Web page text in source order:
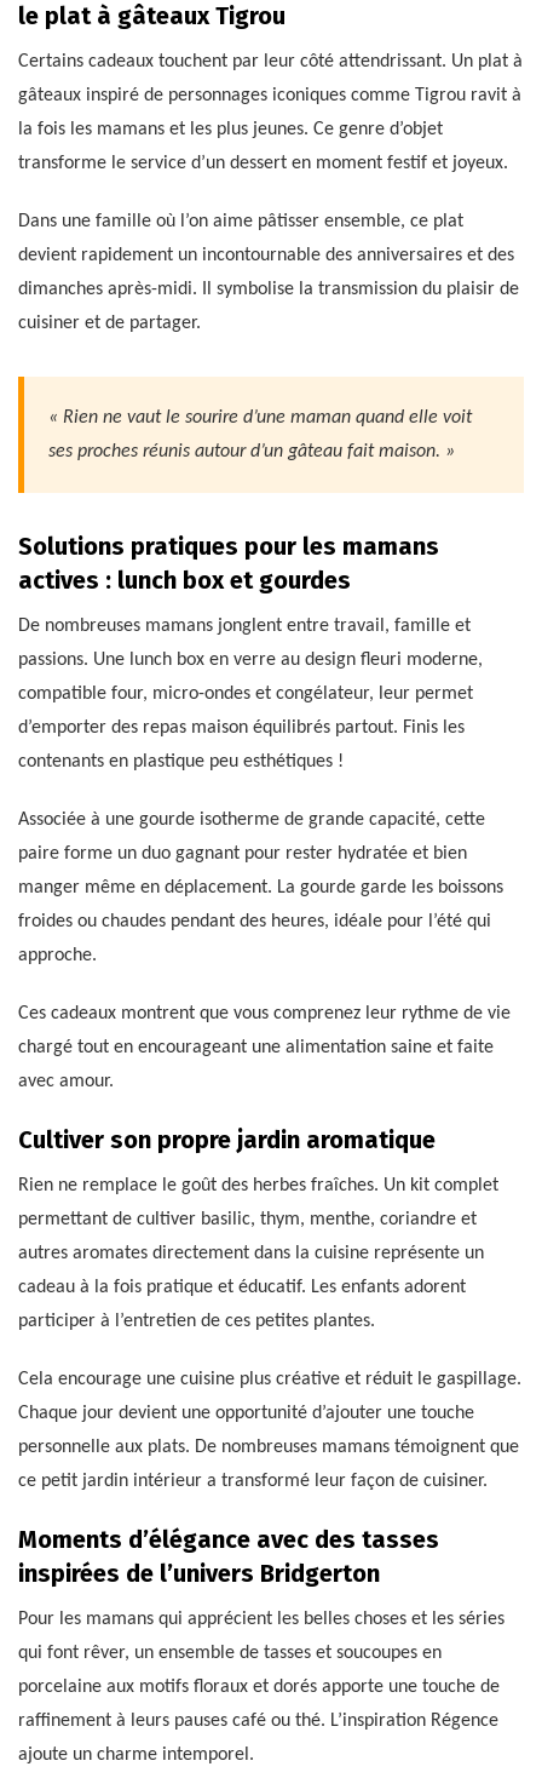
le plat à gâteaux Tigrou
Certains cadeaux touchent par leur côté attendrissant. Un plat à
gâteaux inspiré de personnages iconiques comme Tigrou ravit à
la fois les mamans et les plus jeunes. Ce genre d’objet
transforme le service d’un dessert en moment festif et joyeux.
Dans une famille où l’on aime pâtisser ensemble, ce plat
devient rapidement un incontournable des anniversaires et des
dimanches après-midi. Il symbolise la transmission du plaisir de
cuisiner et de partager.
« Rien ne vaut le sourire d’une maman quand elle voit
ses proches réunis autour d’un gâteau fait maison. »
Solutions pratiques pour les mamans
actives : lunch box et gourdes
De nombreuses mamans jonglent entre travail, famille et
passions. Une lunch box en verre au design fleuri moderne,
compatible four, micro-ondes et congélateur, leur permet
d’emporter des repas maison équilibrés partout. Finis les
contenants en plastique peu esthétiques !
Associée à une gourde isotherme de grande capacité, cette
paire forme un duo gagnant pour rester hydratée et bien
manger même en déplacement. La gourde garde les boissons
froides ou chaudes pendant des heures, idéale pour l’été qui
approche.
Ces cadeaux montrent que vous comprenez leur rythme de vie
chargé tout en encourageant une alimentation saine et faite
avec amour.
Cultiver son propre jardin aromatique
Rien ne remplace le goût des herbes fraîches. Un kit complet
permettant de cultiver basilic, thym, menthe, coriandre et
autres aromates directement dans la cuisine représente un
cadeau à la fois pratique et éducatif. Les enfants adorent
participer à l’entretien de ces petites plantes.
Cela encourage une cuisine plus créative et réduit le gaspillage.
Chaque jour devient une opportunité d’ajouter une touche
personnelle aux plats. De nombreuses mamans témoignent que
ce petit jardin intérieur a transformé leur façon de cuisiner.
Moments d’élégance avec des tasses
inspirées de l’univers Bridgerton
Pour les mamans qui apprécient les belles choses et les séries
qui font rêver, un ensemble de tasses et soucoupes en
porcelaine aux motifs floraux et dorés apporte une touche de
raffinement à leurs pauses café ou thé. L’inspiration Régence
ajoute un charme intemporel.